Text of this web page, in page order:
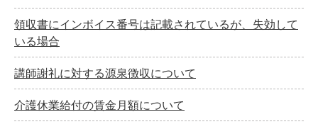
領収書にインボイス番号は記載されているが、失効して
いる場合
講師謝礼に対する源泉徴収について
介護休業給付の賃金月額について